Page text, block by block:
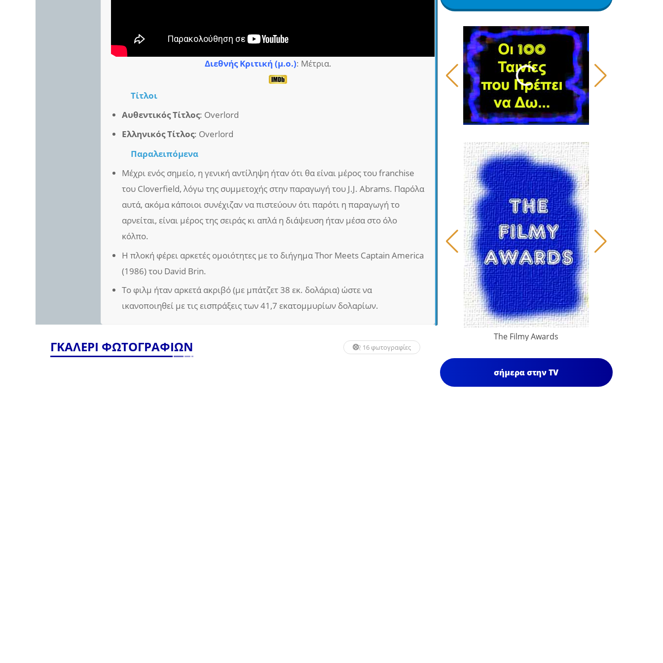
Διεθνής Κριτική (μ.ο.): Μέτρια.
Τίτλοι
Αυθεντικός Τίτλος: Overlord
Ελληνικός Τίτλος: Overlord
Παραλειπόμενα
Μέχρι ενός σημείο, η γενική αντίληψη ήταν ότι θα είναι μέρος του franchise
του Cloverfield, λόγω της συμμετοχής στην παραγωγή του J.J. Abrams. Παρόλα
αυτά, ακόμα κάποιοι συνέχιζαν να πιστεύουν ότι παρότι η παραγωγή το
αρνείται, είναι μέρος της σειράς κι απλά η διάψευση ήταν μέσα στο όλο
κόλπο.
Η πλοκή φέρει αρκετές ομοιότητες με το διήγημα Thor Meets Captain America
(1986) του David Brin.
Το φιλμ ήταν αρκετά ακριβό (με μπάτζετ 38 εκ. δολάρια) ώστε να
ικανοποιηθεί με τις εισπράξεις των 41,7 εκατομμυρίων δολαρίων.
ΓΚΑΛΕΡΙ ΦΩΤΟΓΡΑΦΙΩΝ 16 φωτογραφίες
The Filmy Awards
σήμερα στην TV